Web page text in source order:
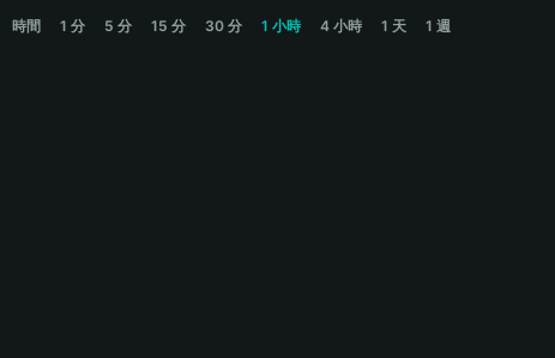
Bahasa Indonesia
YUMEKO Price Chart
時間 1 分 5 分 15 分 30 分 1 小時 4 小時 1 天 1 週